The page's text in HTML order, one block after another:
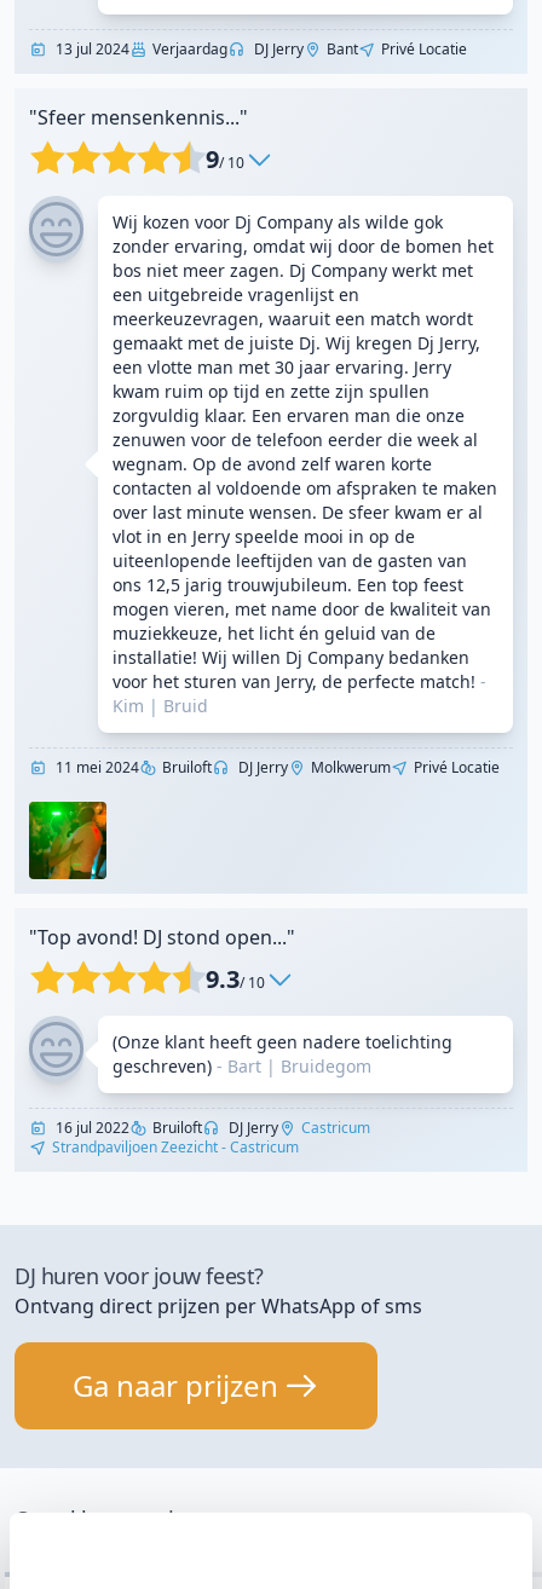
13 jul 2024 Verjaardag DJ Jerry Bant Privé Locatie
"Sfeer mensenkennis..."
9/ 10
Wij kozen voor Dj Company als wilde gok
zonder ervaring, omdat wij door de bomen het
bos niet meer zagen. Dj Company werkt met
een uitgebreide vragenlijst en
meerkeuzevragen, waaruit een match wordt
gemaakt met de juiste Dj. Wij kregen Dj Jerry,
een vlotte man met 30 jaar ervaring. Jerry
kwam ruim op tijd en zette zijn spullen
zorgvuldig klaar. Een ervaren man die onze
zenuwen voor de telefoon eerder die week al
wegnam. Op de avond zelf waren korte
contacten al voldoende om afspraken te maken
over last minute wensen. De sfeer kwam er al
vlot in en Jerry speelde mooi in op de
uiteenlopende leeftijden van de gasten van
ons 12,5 jarig trouwjubileum. Een top feest
mogen vieren, met name door de kwaliteit van
muziekkeuze, het licht én geluid van de
installatie! Wij willen Dj Company bedanken
voor het sturen van Jerry, de perfecte match! -
Kim | Bruid
11 mei 2024 Bruiloft DJ Jerry Molkwerum Privé Locatie
"Top avond! DJ stond open..."
9.3/ 10
(Onze klant heeft geen nadere toelichting
geschreven) - Bart | Bruidegom
16 jul 2022 Bruiloft DJ Jerry
Castricum
Strandpaviljoen Zeezicht - Castricum
DJ huren voor jouw feest?
Ontvang direct prijzen per WhatsApp of sms
Ga naar prijzen
Onze klantervaringen